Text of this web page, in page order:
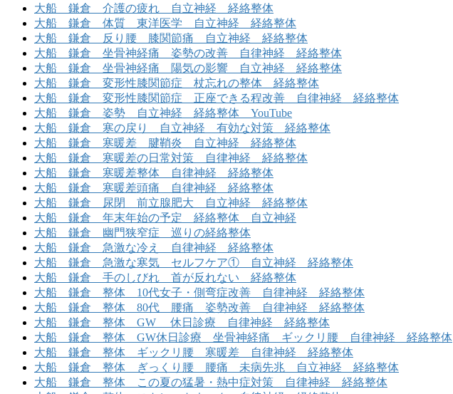
大船 鎌倉 介護の疲れ 自立神経 経絡整体
大船 鎌倉 体質 東洋医学 自立神経 経絡整体
大船 鎌倉 反り腰 膝関節痛 自立神経 経絡整体
大船 鎌倉 坐骨神経痛 姿勢の改善 自律神経 経絡整体
大船 鎌倉 坐骨神経痛 陽気の影響 自立神経 経絡整体
大船 鎌倉 変形性膝関節症 杖忘れの整体 経絡整体
大船 鎌倉 変形性膝関節症 正座できる程改善 自律神経 経絡整体
大船 鎌倉 姿勢 自立神経 経絡整体 YouTube
大船 鎌倉 寒の戻り 自立神経 有効な対策 経絡整体
大船 鎌倉 寒暖差 腱鞘炎 自立神経 経絡整体
大船 鎌倉 寒暖差の日常対策 自律神経 経絡整体
大船 鎌倉 寒暖差整体 自律神経 経絡整体
大船 鎌倉 寒暖差頭痛 自律神経 経絡整体
大船 鎌倉 尿閉 前立腺肥大 自立神経 経絡整体
大船 鎌倉 年末年始の予定 経絡整体 自立神経
大船 鎌倉 幽門狭窄症 巡りの経絡整体
大船 鎌倉 急激な冷え 自律神経 経絡整体
大船 鎌倉 急激な寒気 セルフケア① 自立神経 経絡整体
大船 鎌倉 手のしびれ 首が反れない 経絡整体
大船 鎌倉 整体 10代女子・側弯症改善 自律神経 経絡整体
大船 鎌倉 整体 80代 腰痛 姿勢改善 自律神経 経絡整体
大船 鎌倉 整体 GW 休日診療 自律神経 経絡整体
大船 鎌倉 整体 GW休日診療 坐骨神経痛 ギックリ腰 自律神経 経絡整体
大船 鎌倉 整体 ギックリ腰 寒暖差 自律神経 経絡整体
大船 鎌倉 整体 ぎっくり腰 腰痛 未病先兆 自立神経 経絡整体
大船 鎌倉 整体 この夏の猛暑・熱中症対策 自律神経 経絡整体